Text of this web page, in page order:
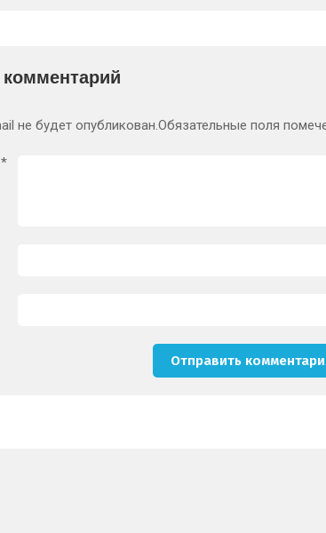
не будет опубликован.Обязательные поля
*